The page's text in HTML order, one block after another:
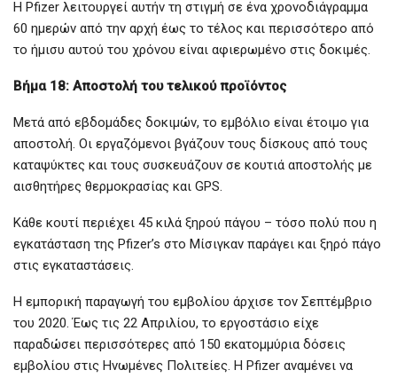
Η Pfizer λειτουργεί αυτήν τη στιγμή σε ένα χρονοδιάγραμμα
60 ημερών από την αρχή έως το τέλος και περισσότερο από
το ήμισυ αυτού του χρόνου είναι αφιερωμένο στις δοκιμές.
Βήμα 18: Αποστολή του τελικού προϊόντος
Μετά από εβδομάδες δοκιμών, το εμβόλιο είναι έτοιμο για
αποστολή. Οι εργαζόμενοι βγάζουν τους δίσκους από τους
καταψύκτες και τους συσκευάζουν σε κουτιά αποστολής με
αισθητήρες θερμοκρασίας και GPS.
Κάθε κουτί περιέχει 45 κιλά ξηρού πάγου – τόσο πολύ που η
εγκατάσταση της Pfizer’s στο Μίσιγκαν παράγει και ξηρό πάγο
στις εγκαταστάσεις.
Η εμπορική παραγωγή του εμβολίου άρχισε τον Σεπτέμβριο
του 2020. Έως τις 22 Απριλίου, το εργοστάσιο είχε
παραδώσει περισσότερες από 150 εκατομμύρια δόσεις
εμβολίου στις Ηνωμένες Πολιτείες. Η Pfizer αναμένει να